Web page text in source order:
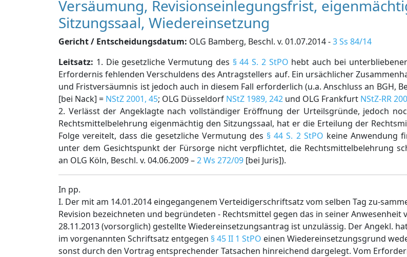
Versäumung, Revisionseinlegungsfrist,
Sitzungssaal, Wiedereinsetzung
Gericht / Entscheidungsdatum: OLG Bamberg, Beschl. v. 01.07.2014 -3 Ss 84/14
Leitsatz: 1. Die gesetzliche Vermutung des § 44 S. 2 StPO hebt auch bei
Erfordernis fehlenden Verschuldens des Antragstellers auf. Ein ursächlicher
und Fristversäumnis ist jedoch auch in diesem Fall erforderlich (u.a. Anschluss an BGH,
[bei Nack] = NStZ 2001, 45; OLG Düsseldorf NStZ 1989, 242 und OLG Frankfurt NStZ-RR
2. Verlässt der Angeklagte nach vollständiger Eröffnung der Urteilsgründe, jedoch
Rechtsmittelbelehrung eigenmächtig den Sitzungssaal, hat er die Erteilung der
Folge vereitelt, dass die gesetzliche Vermutung des § 44 S. 2 StPO keine Anwendung
unter dem Gesichtspunkt der Fürsorge nicht verpflichtet, die Rechtsmittelbelehrung
an OLG Köln, Beschl. v. 04.06.2009 –2 Ws 272/09 [bei Juris]).
In pp.
I. Der mit am 14.01.2014 eingegangenem Verteidigerschriftsatz vom selben Tag zu-
Revision bezeichneten und begründeten - Rechtsmittel gegen das in seiner Anwesenheit
28.11.2013 (vorsorglich) gestellte Wiedereinsetzungsantrag ist unzulässig. Der Angekl.
im vorgenannten Schriftsatz entgegen § 45 II 1 StPO einen Wiedereinsetzungsgrund
sonst durch den Vortrag entsprechender Tatsachen hinreichend dargelegt. Vom